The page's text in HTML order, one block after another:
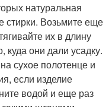
натуральная
стирки. Возьмите еще
их в длину
куда они дали усадку.
сухое полотенце и
если изделие
водой и еще раз